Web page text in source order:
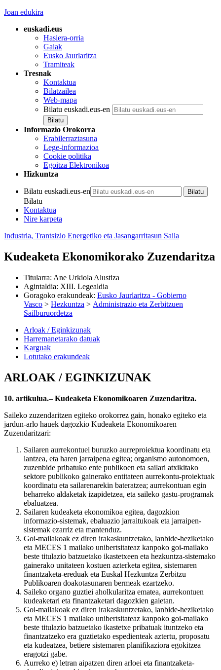
Joan edukira
euskadi.eus
Hasiera-orria
Gaiak
Eusko Jaurlaritza
Tramiteak
Tresnak
Kontaktua
Bilatzailea
Web-mapa
Bilatu euskadi.eus-en
Informazio Orokorra
Erabilerraztasuna
Lege-informazioa
Cookie politika
Egoitza Elektronikoa
Hizkuntza
Bilatu euskadi.eus-en
Bilatu
Kontaktua
Nire karpeta
Industria, Trantsizio Energetiko eta Jasangarritasun Saila
Kudeaketa Ekonomikorako Zuzendaritza
Titularra: Ane Urkiola Alustiza
Agintaldia: XIII. Legealdia
Goragoko erakundeak: Eusko Jaurlaritza - Gobierno
Vasco > Hezkuntza > Administrazio eta Zerbitzuen
Sailburuordetza
Arloak / Eginkizunak
Harremanetarako datuak
Karguak
Lotutako erakundeak
ARLOAK / EGINKIZUNAK
10. artikulua.– Kudeaketa Ekonomikoaren Zuzendaritza.
Saileko zuzendaritzen egiteko orokorrez gain, honako egiteko eta
jardun-arlo hauek dagozkio Kudeaketa Ekonomikoaren
Zuzendaritzari:
Sailaren aurrekontuei buruzko aurreproiektua koordinatu eta
lantzea, eta haren jarraipena egitea; organismo autonomoen,
zuzenbide pribatuko ente publikoen eta sailari atxikitako
sektore publikoko gainerako entitateen aurrekontu-proiektuak
koordinatu eta sailarenarekin bateratzea; aurrekontuan egin
beharreko aldaketak izapidetzea, eta saileko gastu-programak
ebaluatzea.
Sailaren kudeaketa ekonomikoa egitea, dagozkion
informazio-sistemak, ebaluazio jarraitukoak eta jarraipen-
sistemak ezarriz eta mantenduz.
Goi-mailakoak ez diren irakaskuntzetako, lanbide-heziketako
eta MECES 1 mailako unibertsitateaz kanpoko goi-mailako
beste titulazio batzuetako ikastetxeen eta hezkuntza-sistemako
gainerako unitateen kostuen azterketa egitea, sistemaren
finantzaketa-ereduak eta Euskal Hezkuntza Zerbitzu
Publikoaren doakotasunaren bermeak ezartzeko.
Saileko organo guztiei aholkularitza ematea, aurrekontuen
kudeaketari eta finantzaketari dagozkien gaietan.
Goi-mailakoak ez diren irakaskuntzetako, lanbide-heziketako
eta MECES 1 mailako unibertsitateaz kanpoko goi-mailako
beste titulazio batzuetako ikastetxe pribatuak ituntzeko eta
finantzatzeko era guztietako espedienteak aztertu, proposatu
eta kudeatzea, betiere sistemaren planifikaziora egokitzea
eragotzi gabe.
Aurreko e) letran aipatzen diren arloei eta finantzaketa-